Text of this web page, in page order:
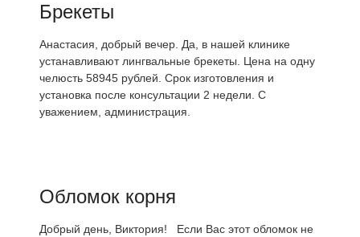
Брекеты
Анастасия, добрый вечер. Да, в нашей клинике
устанавливают лингвальные брекеты. Цена на одну
челюсть 58945 рублей. Срок изготовления и
установка после консультации 2 недели. С
уважением, администрация.
Обломок корня
Добрый день, Виктория! Если Вас этот обломок не